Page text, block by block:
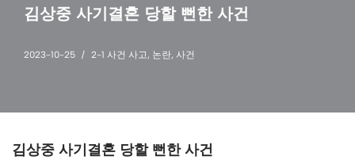
김상중 사기결혼 당할 뻔한 사건
2023-10-25 2-1 사건 사고, 논란, 사건
김상중 사기결혼 당할 뻔한 사건